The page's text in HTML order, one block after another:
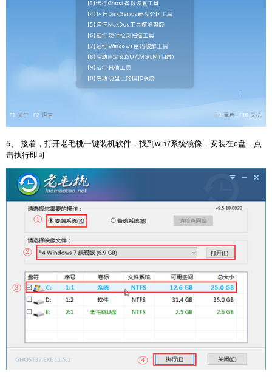
5、 接着，打开老毛桃一键装机软件，找到win7系统镜像，安装在c盘，点
击执行即可